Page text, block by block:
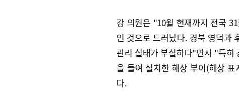
강 의원은 "10월 현재까지 전국
인 것으로 드러났다. 경북 영덕과
관리 실태가 부실하다"면서 "특히
을 들여 설치한 해상 부이(해상
다.